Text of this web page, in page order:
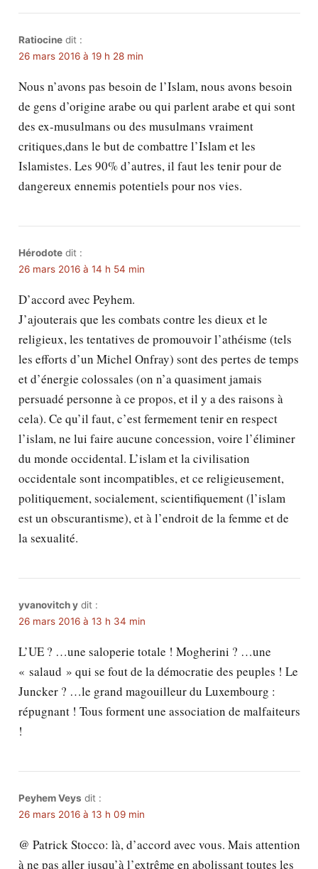
Ratiocine dit :
26 mars 2016 à 19 h 28 min
Nous n’avons pas besoin de l’Islam, nous avons besoin
de gens d’origine arabe ou qui parlent arabe et qui sont
des ex-musulmans ou des musulmans vraiment
critiques,dans le but de combattre l’Islam et les
Islamistes. Les 90% d’autres, il faut les tenir pour de
dangereux ennemis potentiels pour nos vies.
Hérodote dit :
26 mars 2016 à 14 h 54 min
D’accord avec Peyhem.
J’ajouterais que les combats contre les dieux et le
religieux, les tentatives de promouvoir l’athéisme (tels
les efforts d’un Michel Onfray) sont des pertes de temps
et d’énergie colossales (on n’a quasiment jamais
persuadé personne à ce propos, et il y a des raisons à
cela). Ce qu’il faut, c’est fermement tenir en respect
l’islam, ne lui faire aucune concession, voire l’éliminer
du monde occidental. L’islam et la civilisation
occidentale sont incompatibles, et ce religieusement,
politiquement, socialement, scientifiquement (l’islam
est un obscurantisme), et à l’endroit de la femme et de
la sexualité.
yvanovitch y dit :
26 mars 2016 à 13 h 34 min
L’UE ? …une saloperie totale ! Mogherini ? …une
« salaud » qui se fout de la démocratie des peuples ! Le
Juncker ? …le grand magouilleur du Luxembourg :
répugnant ! Tous forment une association de malfaiteurs
!
Peyhem Veys dit :
26 mars 2016 à 13 h 09 min
@ Patrick Stocco: là, d’accord avec vous. Mais attention
à ne pas aller jusqu’à l’extrême en abolissant toutes les